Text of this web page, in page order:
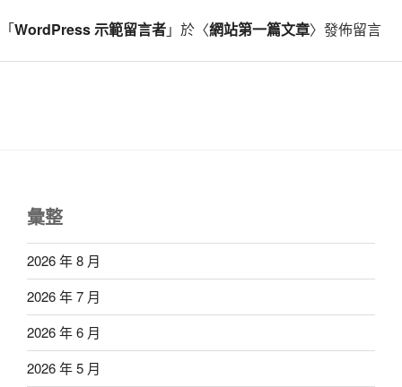
「WordPress 示範留言者」於〈網站第一篇文章〉發佈留言
彙整
2026 年 8 月
2026 年 7 月
2026 年 6 月
2026 年 5 月